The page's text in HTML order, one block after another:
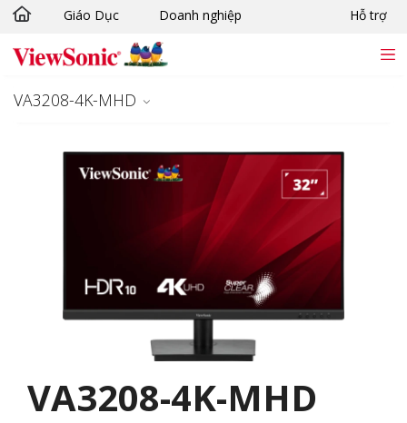
Chuyển đến nội dung chính
Giáo Dục Doanh nghiệp Hỗ trợ
VA3208-4K-MHD
VA3208-4K-MHD